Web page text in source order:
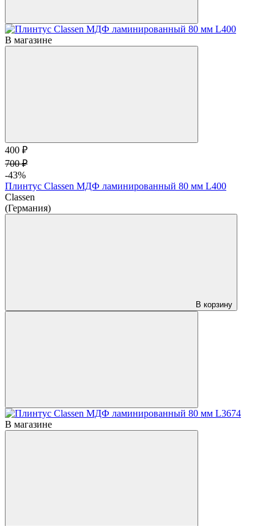
В магазине
400 ₽
700 ₽
-43%
Плинтус Classen МДФ ламинированный 80 мм L400
Classen
(Германия)
В корзину
В магазине